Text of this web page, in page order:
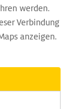
werden.
Verbindung
anzeigen.